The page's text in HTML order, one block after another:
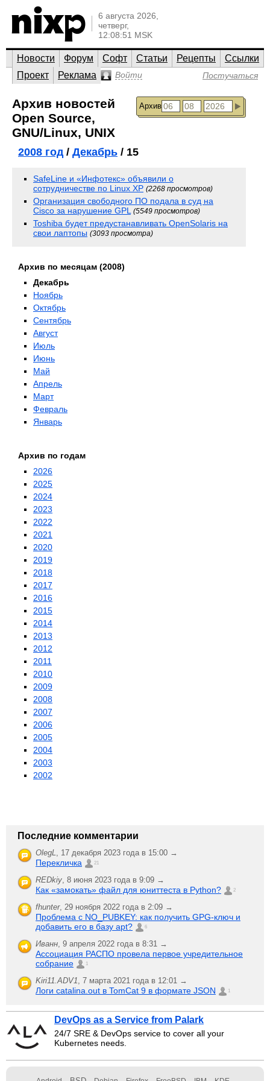
6 августа 2026,
четверг,
12:08:51 MSK
Новости Форум Софт Статьи Рецепты
Ссылки
Проект
Реклама Войти Постучаться
Архив
Архив новостей
Open Source,
GNU/Linux, UNIX
2008 год/ Декабрь / 15
SafeLine и «Инфотекс» объявили о
сотрудничестве по Linux XP (2268 просмотров)
Организация свободного ПО подала в суд на
Cisco за нарушение GPL
(5549 просмотров)
Toshiba будет предустанавливать OpenSolaris на
свои лаптопы (3093 просмотра)
Архив по месяцам (2008)
Декабрь
Ноябрь
Октябрь
Сентябрь
Август
Июль
Июнь
Май
Апрель
Март
Февраль
Январь
Архив по годам
2026
2025
2024
2023
2022
2021
2020
2019
2018
2017
2016
2015
2014
2013
2012
2011
2010
2009
2008
2007
2006
2005
2004
2003
2002
Последние комментарии
OlegL, 17 декабря 2023 года в 15:00 →
Перекличка 21
REDkiy, 8 июня 2023 года в 9:09 →
Как «замокать» файл для юниттеста в Python? 2
fhunter, 29 ноября 2022 года в 2:09 →
Проблема с NO_PUBKEY: как получить GPG-ключ и
добавить его в базу apt?
6
Иванн, 9 апреля 2022 года в 8:31 →
Ассоциация РАСПО провела первое учредительное
собрание
1
Kiri11.ADV1, 7 марта 2021 года в 12:01 →
Логи catalina.out в TomCat 9 в формате JSON 1
DevOps as a Service from Palark
24/7 SRE & DevOps service to cover all your
Kubernetes needs.